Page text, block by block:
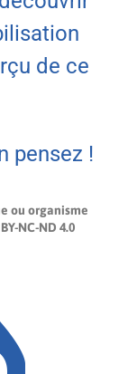
de ce
pensez !
ou organisme
NC-ND 4.0